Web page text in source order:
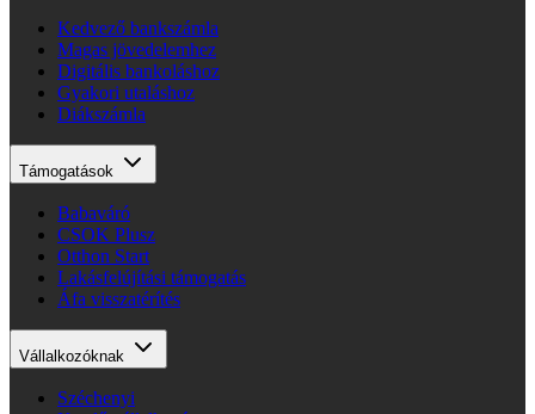
Kedvező bankszámla
Magas jövedelemhez
Digitális bankoláshoz
Gyakori utaláshoz
Diákszámla
Támogatások
Babaváró
CSOK Plusz
Otthon Start
Lakásfelújítási támogatás
Áfa visszatérítés
Vállalkozóknak
Széchenyi